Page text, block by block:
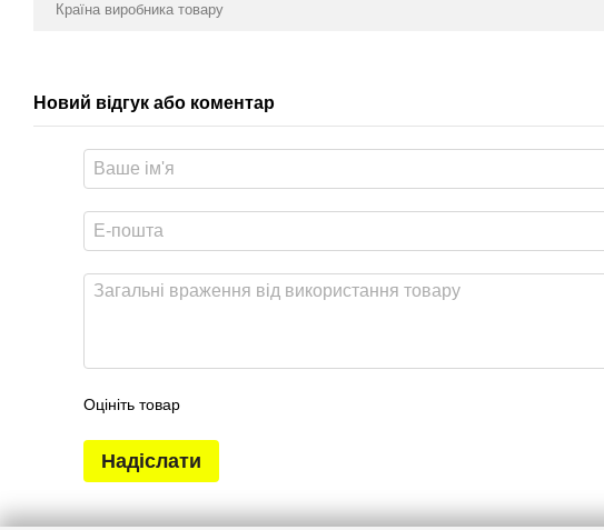
Країна виробника товару
Новий відгук або коментар
Оцініть товар
Надіслати